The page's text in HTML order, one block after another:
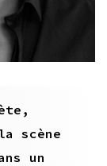
scène
un